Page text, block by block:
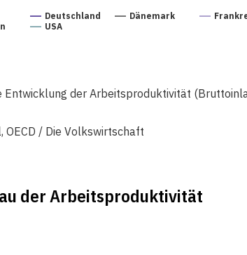
Deutschland Dänemark
USA
Entwicklung der Arbeitsproduktivität
OECD / Die Volkswirtschaft
der Arbeitsproduktivität